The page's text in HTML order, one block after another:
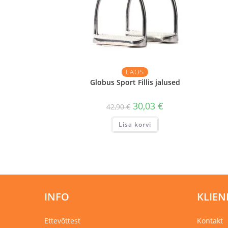
LAOS
Globus Sport Fillis jalused
42,90€ Algne
hind
oli:
42,90 €.
30,03€
Lisa korvi
INFO
Ettevõttest Kontakt